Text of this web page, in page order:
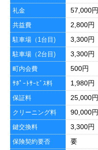
礼金 57,000円
共益費 2,800円
駐車場（1台目) 3,300円
駐車場（2台目) 3,300円
町内会費 500円
ｻﾎﾟｰﾄｻｰﾋﾞｽ料 1,980円
保証料 25,000円
クリーニング料 90,000円
鍵交換料 3,300円
保険契約要否 要